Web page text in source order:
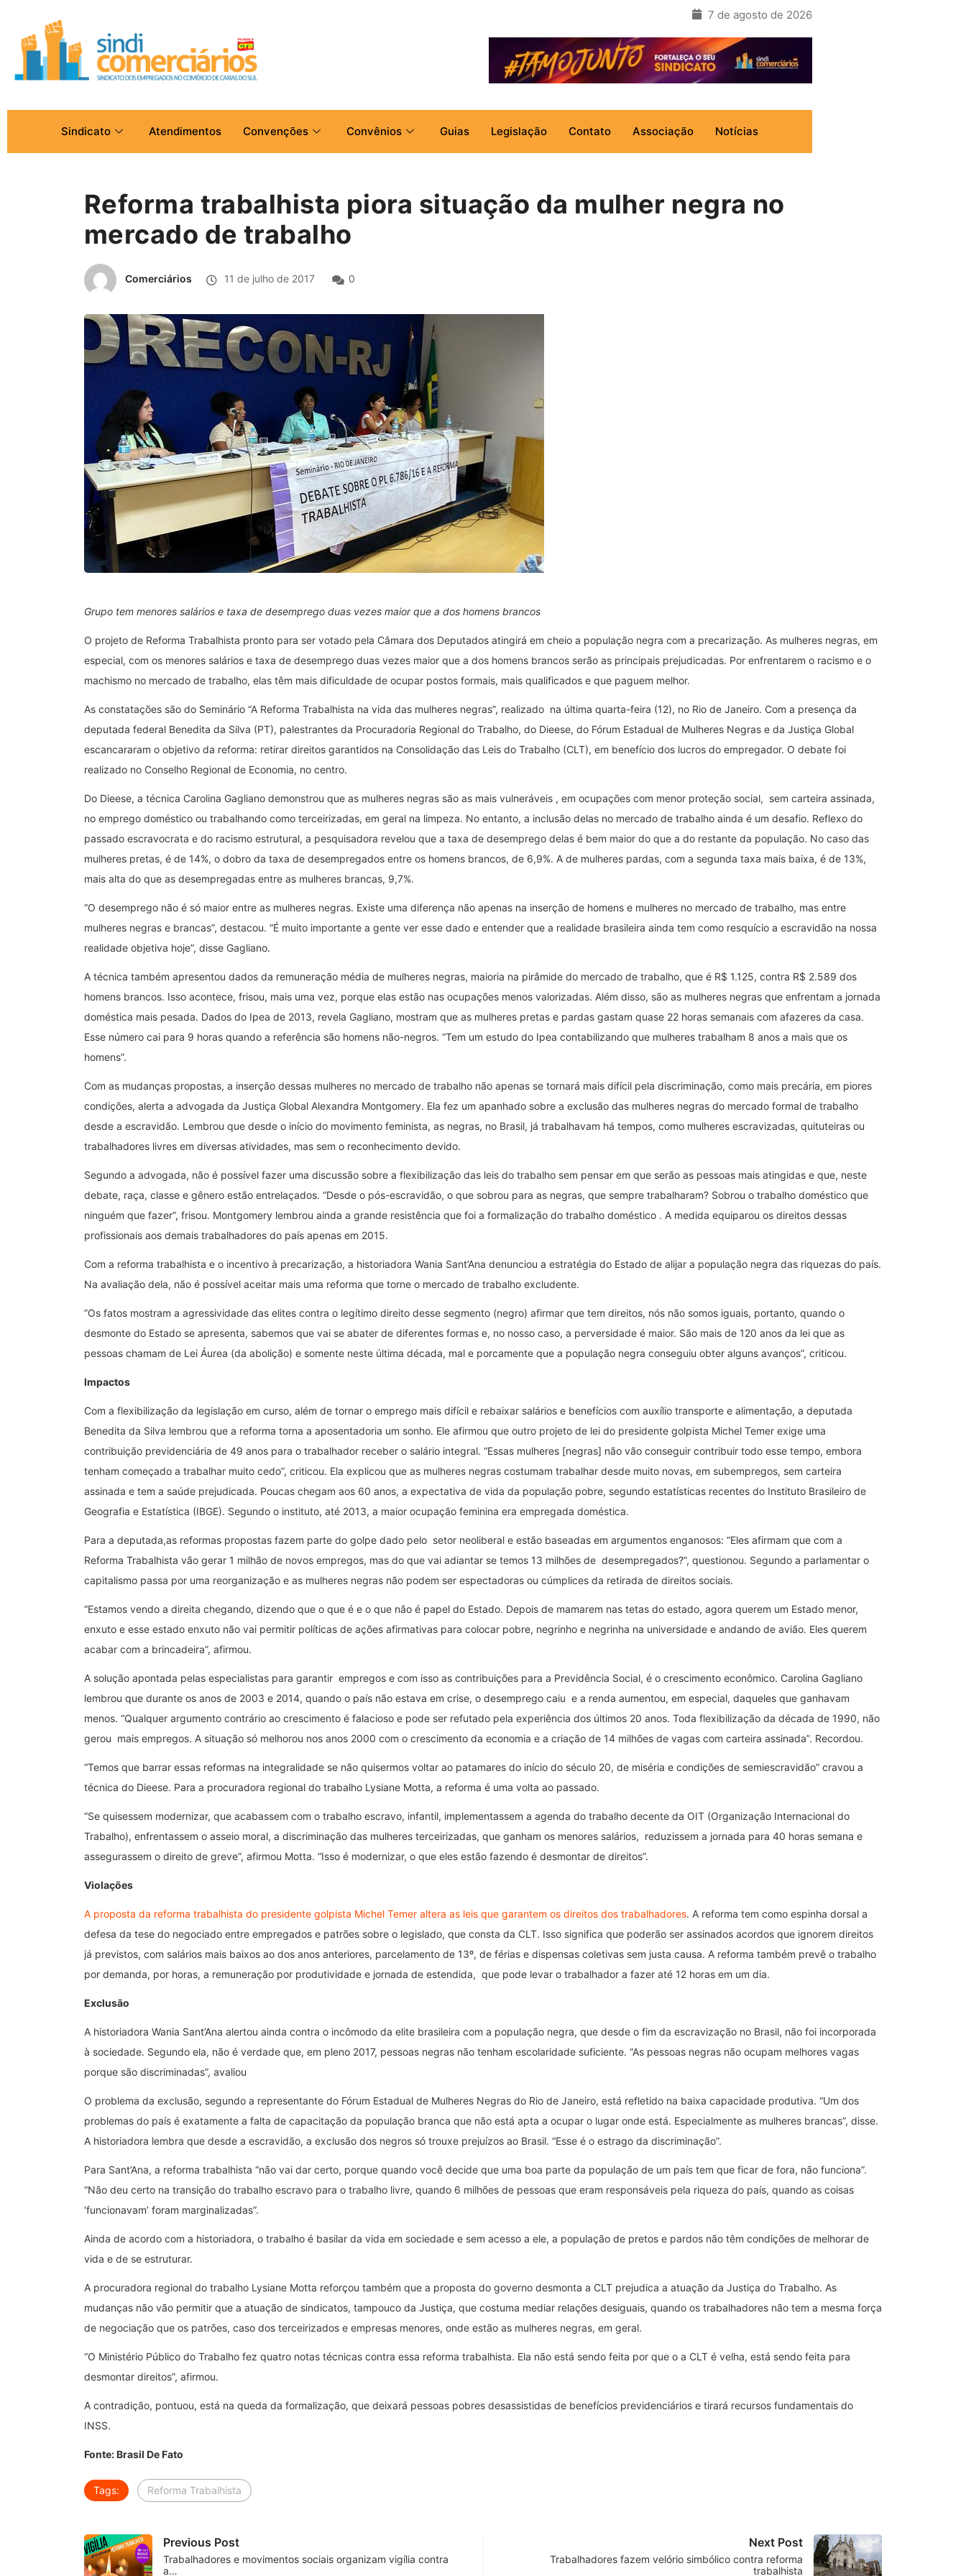
7 de agosto de 2026
Sindicato Atendimentos Convenções Convênios Guias Legislação Contato Associação Notícias
Reforma trabalhista piora situação da mulher negra no
mercado de trabalho
Comerciários 11 de julho de 2017 0
Grupo tem menores salários e taxa de desemprego duas vezes maior que a dos homens brancos
O projeto de Reforma Trabalhista pronto para ser votado pela Câmara dos Deputados atingirá em cheio a população negra com a precarização. As mulheres negras, em
especial, com os menores salários e taxa de desemprego duas vezes maior que a dos homens brancos serão as principais prejudicadas. Por enfrentarem o racismo e o
machismo no mercado de trabalho, elas têm mais dificuldade de ocupar postos formais, mais qualificados e que paguem melhor.
As constatações são do Seminário “A Reforma Trabalhista na vida das mulheres negras”, realizado na última quarta-feira (12), no Rio de Janeiro. Com a presença da
deputada federal Benedita da Silva (PT), palestrantes da Procuradoria Regional do Trabalho, do Dieese, do Fórum Estadual de Mulheres Negras e da Justiça Global
escancararam o objetivo da reforma: retirar direitos garantidos na Consolidação das Leis do Trabalho (CLT), em benefício dos lucros do empregador. O debate foi
realizado no Conselho Regional de Economia, no centro.
Do Dieese, a técnica Carolina Gagliano demonstrou que as mulheres negras são as mais vulneráveis , em ocupações com menor proteção social, sem carteira assinada,
no emprego doméstico ou trabalhando como terceirizadas, em geral na limpeza. No entanto, a inclusão delas no mercado de trabalho ainda é um desafio. Reflexo do
passado escravocrata e do racismo estrutural, a pesquisadora revelou que a taxa de desemprego delas é bem maior do que a do restante da população. No caso das
mulheres pretas, é de 14%, o dobro da taxa de desempregados entre os homens brancos, de 6,9%. A de mulheres pardas, com a segunda taxa mais baixa, é de 13%,
mais alta do que as desempregadas entre as mulheres brancas, 9,7%.
“O desemprego não é só maior entre as mulheres negras. Existe uma diferença não apenas na inserção de homens e mulheres no mercado de trabalho, mas entre
mulheres negras e brancas”, destacou. “É muito importante a gente ver esse dado e entender que a realidade brasileira ainda tem como resquício a escravidão na nossa
realidade objetiva hoje”, disse Gagliano.
A técnica também apresentou dados da remuneração média de mulheres negras, maioria na pirâmide do mercado de trabalho, que é R$ 1.125, contra R$ 2.589 dos
homens brancos. Isso acontece, frisou, mais uma vez, porque elas estão nas ocupações menos valorizadas. Além disso, são as mulheres negras que enfrentam a jornada
doméstica mais pesada. Dados do Ipea de 2013, revela Gagliano, mostram que as mulheres pretas e pardas gastam quase 22 horas semanais com afazeres da casa.
Esse número cai para 9 horas quando a referência são homens não-negros. “Tem um estudo do Ipea contabilizando que mulheres trabalham 8 anos a mais que os
homens”.
Com as mudanças propostas, a inserção dessas mulheres no mercado de trabalho não apenas se tornará mais difícil pela discriminação, como mais precária, em piores
condições, alerta a advogada da Justiça Global Alexandra Montgomery. Ela fez um apanhado sobre a exclusão das mulheres negras do mercado formal de trabalho
desde a escravidão. Lembrou que desde o início do movimento feminista, as negras, no Brasil, já trabalhavam há tempos, como mulheres escravizadas, quituteiras ou
trabalhadores livres em diversas atividades, mas sem o reconhecimento devido.
Segundo a advogada, não é possível fazer uma discussão sobre a flexibilização das leis do trabalho sem pensar em que serão as pessoas mais atingidas e que, neste
debate, raça, classe e gênero estão entrelaçados. “Desde o pós-escravidão, o que sobrou para as negras, que sempre trabalharam? Sobrou o trabalho doméstico que
ninguém que fazer”, frisou. Montgomery lembrou ainda a grande resistência que foi a formalização do trabalho doméstico . A medida equiparou os direitos dessas
profissionais aos demais trabalhadores do país apenas em 2015.
Com a reforma trabalhista e o incentivo à precarização, a historiadora Wania Sant’Ana denunciou a estratégia do Estado de alijar a população negra das riquezas do país.
Na avaliação dela, não é possível aceitar mais uma reforma que torne o mercado de trabalho excludente.
”Os fatos mostram a agressividade das elites contra o legítimo direito desse segmento (negro) afirmar que tem direitos, nós não somos iguais, portanto, quando o
desmonte do Estado se apresenta, sabemos que vai se abater de diferentes formas e, no nosso caso, a perversidade é maior. São mais de 120 anos da lei que as
pessoas chamam de Lei Áurea (da abolição) e somente neste última década, mal e porcamente que a população negra conseguiu obter alguns avanços”, criticou.
Impactos
Com a flexibilização da legislação em curso, além de tornar o emprego mais difícil e rebaixar salários e benefícios com auxílio transporte e alimentação, a deputada
Benedita da Silva lembrou que a reforma torna a aposentadoria um sonho. Ele afirmou que outro projeto de lei do presidente golpista Michel Temer exige uma
contribuição previdenciária de 49 anos para o trabalhador receber o salário integral. “Essas mulheres [negras] não vão conseguir contribuir todo esse tempo, embora
tenham começado a trabalhar muito cedo”, criticou. Ela explicou que as mulheres negras costumam trabalhar desde muito novas, em subempregos, sem carteira
assinada e tem a saúde prejudicada. Poucas chegam aos 60 anos, a expectativa de vida da população pobre, segundo estatísticas recentes do Instituto Brasileiro de
Geografia e Estatística (IBGE). Segundo o instituto, até 2013, a maior ocupação feminina era empregada doméstica.
Para a deputada,as reformas propostas fazem parte do golpe dado pelo setor neoliberal e estão baseadas em argumentos enganosos: “Eles afirmam que com a
Reforma Trabalhista vão gerar 1 milhão de novos empregos, mas do que vai adiantar se temos 13 milhões de desempregados?”, questionou. Segundo a parlamentar o
capitalismo passa por uma reorganização e as mulheres negras não podem ser espectadoras ou cúmplices da retirada de direitos sociais.
“Estamos vendo a direita chegando, dizendo que o que é e o que não é papel do Estado. Depois de mamarem nas tetas do estado, agora querem um Estado menor,
enxuto e esse estado enxuto não vai permitir políticas de ações afirmativas para colocar pobre, negrinho e negrinha na universidade e andando de avião. Eles querem
acabar com a brincadeira”, afirmou.
A solução apontada pelas especialistas para garantir empregos e com isso as contribuições para a Previdência Social, é o crescimento econômico. Carolina Gagliano
lembrou que durante os anos de 2003 e 2014, quando o país não estava em crise, o desemprego caiu e a renda aumentou, em especial, daqueles que ganhavam
menos. “Qualquer argumento contrário ao crescimento é falacioso e pode ser refutado pela experiência dos últimos 20 anos. Toda flexibilização da década de 1990, não
gerou mais empregos. A situação só melhorou nos anos 2000 com o crescimento da economia e a criação de 14 milhões de vagas com carteira assinada”. Recordou.
“Temos que barrar essas reformas na integralidade se não quisermos voltar ao patamares do início do século 20, de miséria e condições de semiescravidão” cravou a
técnica do Dieese. Para a procuradora regional do trabalho Lysiane Motta, a reforma é uma volta ao passado.
“Se quisessem modernizar, que acabassem com o trabalho escravo, infantil, implementassem a agenda do trabalho decente da OIT (Organização Internacional do
Trabalho), enfrentassem o asseio moral, a discriminação das mulheres terceirizadas, que ganham os menores salários, reduzissem a jornada para 40 horas semana e
assegurassem o direito de greve”, afirmou Motta. “Isso é modernizar, o que eles estão fazendo é desmontar de direitos”.
Violações
A proposta da reforma trabalhista do presidente golpista Michel Temer altera as leis que garantem os direitos dos trabalhadores. A reforma tem como espinha dorsal a
defesa da tese do negociado entre empregados e patrões sobre o legislado, que consta da CLT. Isso significa que poderão ser assinados acordos que ignorem direitos
já previstos, com salários mais baixos ao dos anos anteriores, parcelamento de 13º, de férias e dispensas coletivas sem justa causa. A reforma também prevê o trabalho
por demanda, por horas, a remuneração por produtividade e jornada de estendida, que pode levar o trabalhador a fazer até 12 horas em um dia.
Exclusão
A historiadora Wania Sant’Ana alertou ainda contra o incômodo da elite brasileira com a população negra, que desde o fim da escravização no Brasil, não foi incorporada
à sociedade. Segundo ela, não é verdade que, em pleno 2017, pessoas negras não tenham escolaridade suficiente. “As pessoas negras não ocupam melhores vagas
porque são discriminadas”, avaliou
O problema da exclusão, segundo a representante do Fórum Estadual de Mulheres Negras do Rio de Janeiro, está refletido na baixa capacidade produtiva. “Um dos
problemas do país é exatamente a falta de capacitação da população branca que não está apta a ocupar o lugar onde está. Especialmente as mulheres brancas”, disse.
A historiadora lembra que desde a escravidão, a exclusão dos negros só trouxe prejuízos ao Brasil. “Esse é o estrago da discriminação”.
Para Sant’Ana, a reforma trabalhista “não vai dar certo, porque quando você decide que uma boa parte da população de um país tem que ficar de fora, não funciona”.
“Não deu certo na transição do trabalho escravo para o trabalho livre, quando 6 milhões de pessoas que eram responsáveis pela riqueza do país, quando as coisas
‘funcionavam’ foram marginalizadas”.
Ainda de acordo com a historiadora, o trabalho é basilar da vida em sociedade e sem acesso a ele, a população de pretos e pardos não têm condições de melhorar de
vida e de se estruturar.
A procuradora regional do trabalho Lysiane Motta reforçou também que a proposta do governo desmonta a CLT prejudica a atuação da Justiça do Trabalho. As
mudanças não vão permitir que a atuação de sindicatos, tampouco da Justiça, que costuma mediar relações desiguais, quando os trabalhadores não tem a mesma força
de negociação que os patrões, caso dos terceirizados e empresas menores, onde estão as mulheres negras, em geral.
“O Ministério Público do Trabalho fez quatro notas técnicas contra essa reforma trabalhista. Ela não está sendo feita por que o a CLT é velha, está sendo feita para
desmontar direitos”, afirmou.
A contradição, pontuou, está na queda da formalização, que deixará pessoas pobres desassistidas de benefícios previdenciários e tirará recursos fundamentais do
INSS.
Fonte: Brasil De Fato
Tags: Reforma Trabalhista
Previous Post
Trabalhadores e movimentos sociais organizam vigília contra
a…
Next Post
Trabalhadores fazem velório simbólico contra reforma
trabalhista